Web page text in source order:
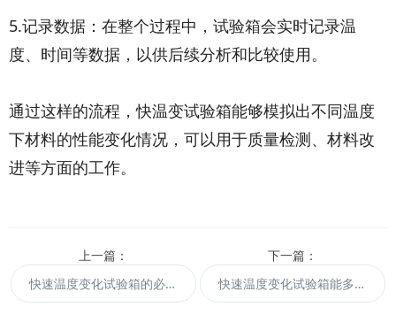
5.记录数据：在整个过程中，试验箱会实时记录温
度、时间等数据，以供后续分析和比较使用。
通过这样的流程，快温变试验箱能够模拟出不同温度
下材料的性能变化情况，可以用于质量检测、材料改
进等方面的工作。
上一篇：
快速温度变化试验箱的必要性
下一篇：
快速温度变化试验箱能多快实现变温